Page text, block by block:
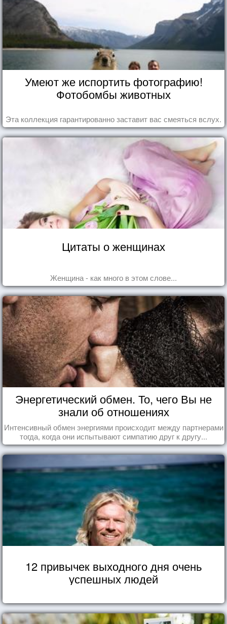
Умеют же испортить фотографию!
Фотобомбы животных
Эта коллекция гарантированно заставит вас смеяться вслух.
Цитаты о женщинах
Женщина - как много в этом слове...
Энергетический обмен. То, чего Вы не
знали об отношениях
Интенсивный обмен энергиями происходит между партнерами
тогда, когда они испытывают симпатию друг к другу...
12 привычек выходного дня очень
успешных людей